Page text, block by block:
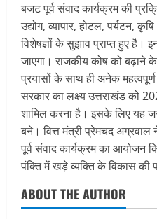
बजट पूर्व संवाद कार्यक्रम की
उद्योग, व्यापार, होटल, पर्यटन,
विशेषज्ञों के सुझाव प्राप्त हुए है।
जाएगा। राजकीय कोष को बढ़ाने
प्रयासों के साथ ही अनेक
सरकार का लक्ष्य उत्तराखंड को
शामिल करना है। इसके लिए यह
बने। वित्त मंत्री प्रेमचद
पूर्व संवाद कार्यक्रम का आयोजन
पंक्ति में खड़े व्यक्ति के विकास की
ABOUT THE AUTHOR